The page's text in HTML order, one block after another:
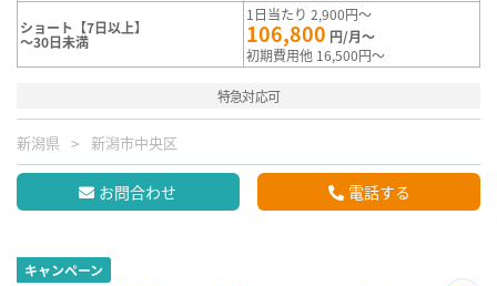
ショート【7日以上】
～30日未満
1日当たり 2,900円～
106,800 円/月～
初期費用他 16,500円～
特急対応可
新潟県 新潟市中央区
お問合わせ 電話する
キャンペーン